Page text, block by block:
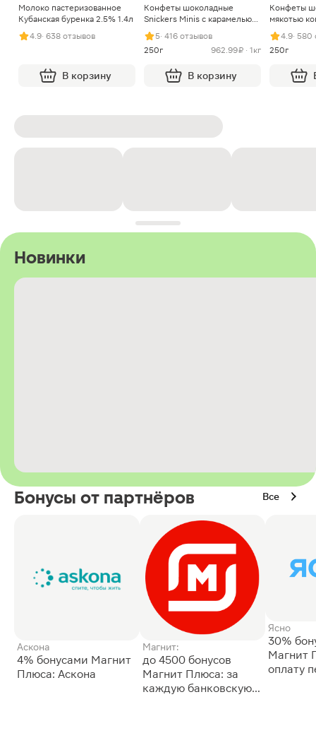
Молоко пастеризованное
Кубанская буренка 2.5% 1.4л
4.9· 638 отзывов
В корзину
Конфеты шоколадные
Snickers Minis с карамелью
арахисом и нугой
5· 416 отзывов
250г
962.99 ₽ · 1кг
В корзину
Конфеты
мякотью
4.9· 580
250г
Новинки
Бонусы от партнёров Все
Аскона
4% бонусами Магнит
Плюса: Аскона
Магнит:
до 4500 бонусов
Магнит Плюса: за
каждую банковскую
Ясно
30%
Магнит
оплату